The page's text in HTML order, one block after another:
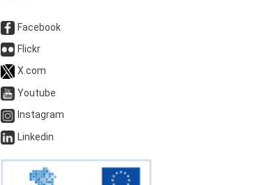
Facebook
Flickr
X.com
Youtube
Instagram
Linkedin